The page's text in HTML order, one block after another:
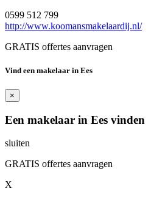
0599 512 799
http://www.koomansmakelaardij.nl/
GRATIS offertes aanvragen
Vind een makelaar in Ees
×
Een makelaar in Ees vinden
sluiten
GRATIS offertes aanvragen
X